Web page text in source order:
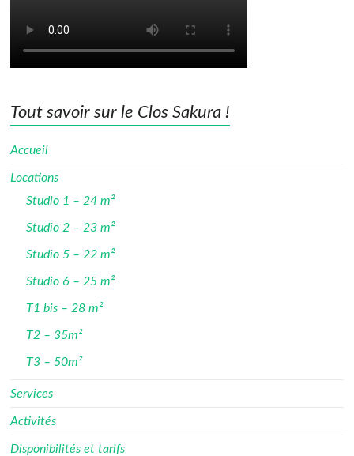
Tout savoir sur le Clos Sakura !
Accueil
Locations
Studio 1 – 24 m²
Studio 2 – 23 m²
Studio 5 – 22 m²
Studio 6 – 25 m²
T1 bis – 28 m²
T2 – 35m²
T3 – 50m²
Services
Activités
Disponibilités et tarifs